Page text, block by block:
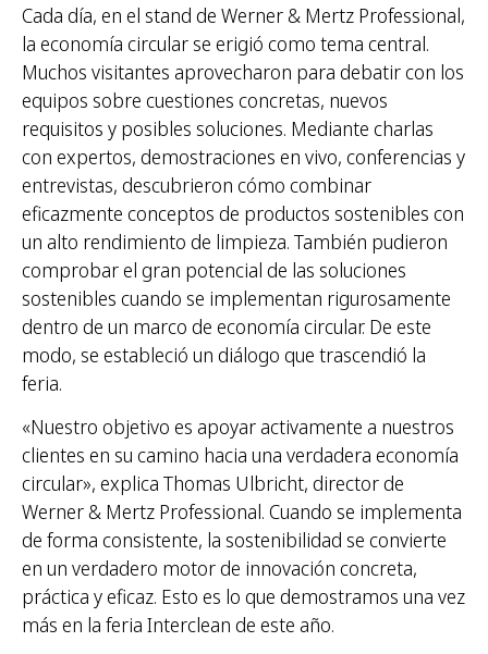
Cada día, en el stand de Werner & Mertz Professional,
la economía circular se erigió como tema central.
Muchos visitantes aprovecharon para debatir con los
equipos sobre cuestiones concretas, nuevos
requisitos y posibles soluciones. Mediante charlas
con expertos, demostraciones en vivo, conferencias y
entrevistas, descubrieron cómo combinar
eficazmente conceptos de productos sostenibles con
un alto rendimiento de limpieza. También pudieron
comprobar el gran potencial de las soluciones
sostenibles cuando se implementan rigurosamente
dentro de un marco de economía circular. De este
modo, se estableció un diálogo que trascendió la
feria.
«Nuestro objetivo es apoyar activamente a nuestros
clientes en su camino hacia una verdadera economía
circular», explica Thomas Ulbricht, director de
Werner & Mertz Professional. Cuando se implementa
de forma consistente, la sostenibilidad se convierte
en un verdadero motor de innovación concreta,
práctica y eficaz. Esto es lo que demostramos una vez
más en la feria Interclean de este año.